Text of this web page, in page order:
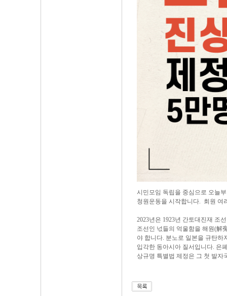
시민모임 독립을 중심으로 오늘
청원운동을 시작합니다. 회원 여
2023년은 1923년 간토대진재 조
조선인 넋들의 억울함을 해원(解
야 합니다. 분노로 일본을 규탄하
입각한 동아시아 질서입니다. 은
상규명 특별법 제정은 그 첫 발자